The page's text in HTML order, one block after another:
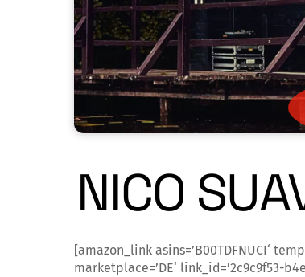
NICO
[amazon_link asins=’B00TDFNUCI‘
marketplace=’DE‘ link_id=’2c9c9f53-